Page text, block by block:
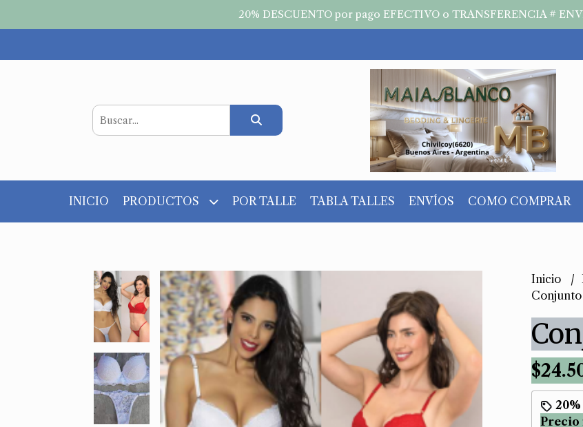
20% DESCUENTO por pago EFECTIVO o TRANSFERENCIA #
INICIO PRODUCTOS POR TALLE TABLA TALLES ENVÍOS COMO COMPRAR
Inicio
Conjunto
20%
Precio